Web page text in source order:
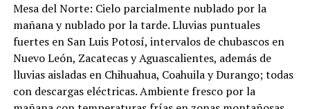
Mesa del Norte: Cielo parcialmente nublado por la
mañana y nublado por la tarde. Lluvias puntuales
fuertes en San Luis Potosí, intervalos de chubascos en
Nuevo León, Zacatecas y Aguascalientes, además de
lluvias aisladas en Chihuahua, Coahuila y Durango; todas
con descargas eléctricas. Ambiente fresco por la